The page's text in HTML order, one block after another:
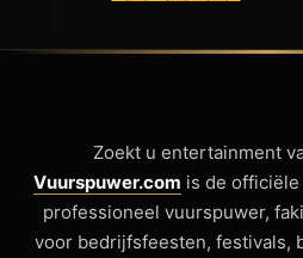
Zoekt u entertainment
Vuurspuwer.com is de
professioneel vuurspuwer,
voor bedrijfsfeesten, festivals,